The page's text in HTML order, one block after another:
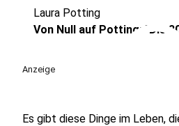
Laura Potting
Von Null auf Potting: "Die
Anzeige
Es gibt diese Dinge im Leben,